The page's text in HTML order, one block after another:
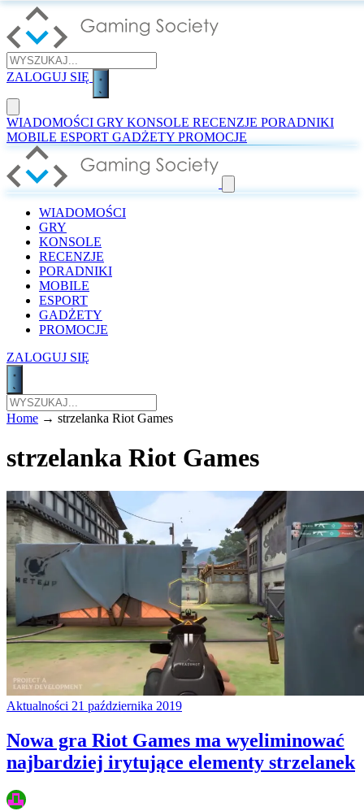
ZALOGUJ SIĘ
WIADOMOŚCI GRY KONSOLE RECENZJE PORADNIKI
MOBILE ESPORT GADŻETY PROMOCJE
WIADOMOŚCI
GRY
KONSOLE
RECENZJE
PORADNIKI
MOBILE
ESPORT
GADŻETY
PROMOCJE
ZALOGUJ SIĘ
Home → strzelanka Riot Games
strzelanka Riot Games
Aktualności 21 października 2019
Nowa gra Riot Games ma wyeliminować
najbardziej irytujące elementy strzelanek